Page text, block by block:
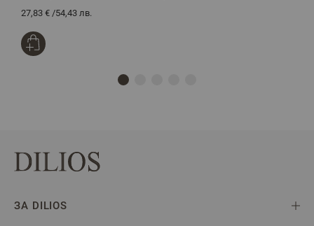
27,83 € /54,43 лв.
ЗА DILIOS